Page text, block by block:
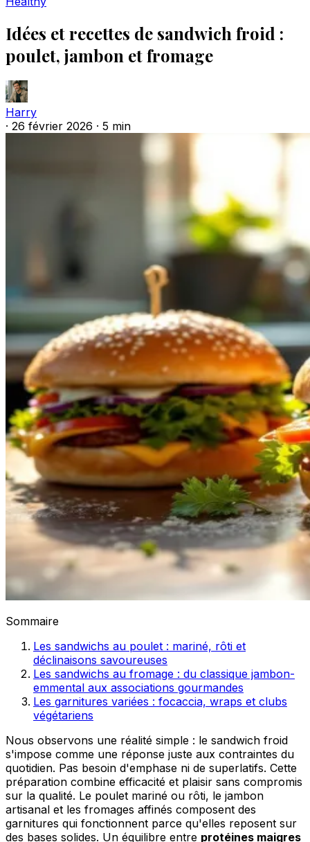
Idées et recettes de sandwich froid :
poulet, jambon et fromage
Harry
· 26 février 2026 · 5 min
Sommaire
Les sandwichs au poulet : mariné, rôti et
déclinaisons savoureuses
Les sandwichs au fromage : du classique jambon-
emmental aux associations gourmandes
Les garnitures variées : focaccia, wraps et clubs
végétariens
Nous observons une réalité simple : le sandwich froid
s'impose comme une réponse juste aux contraintes du
quotidien. Pas besoin d'emphase ni de superlatifs. Cette
préparation combine efficacité et plaisir sans compromis
sur la qualité. Le poulet mariné ou rôti, le jambon
artisanal et les fromages affinés composent des
garnitures qui fonctionnent parce qu'elles reposent sur
des bases solides. Un équilibre entre protéines maigres